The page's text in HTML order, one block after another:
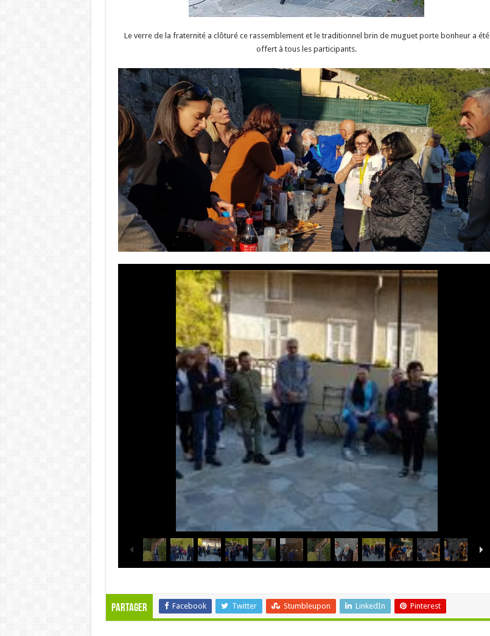
Le verre de la fraternité a clôturé ce rassemblement et le traditionnel brin de muguet porte bonheur a été
offert à tous les participants.
Partager Facebook Twitter Stumbleupon LinkedIn Pinterest